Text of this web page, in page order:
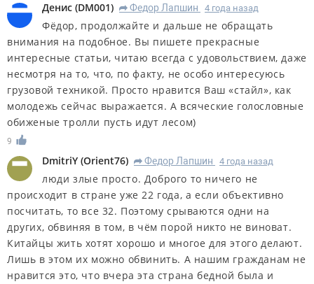
Денис (DM001) R Федор Лапшин 4 года назад
Фёдор, продолжайте и дальше не обращать
внимания на подобное. Вы пишете прекрасные
интересные статьи, читаю всегда с удовольствием, даже
несмотря на то, что, по факту, не особо интересуюсь
грузовой техникой. Просто нравится Ваш «стайл», как
молодежь сейчас выражается. А всяческие голословные
обиженые тролли пусть идут лесом)
9
DmitriY (Orient76) R Федор Лапшин 4 года назад
люди злые просто. Доброго то ничего не
происходит в стране уже 22 года, а если объективно
посчитать, то все 32. Поэтому срываются одни на
других, обвиняя в том, в чём порой никто не виноват.
Китайцы жить хотят хорошо и многое для этого делают.
Лишь в этом их можно обвинить. А нашим гражданам не
нравится это, что вчера эта страна бедной была и